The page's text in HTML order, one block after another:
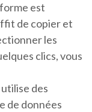
est
de copier et
les
clics, vous
des
de données